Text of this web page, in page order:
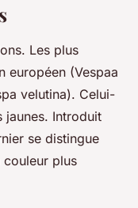
Les plus
européen (Vespaa
velutina). Celui-
jaunes. Introduit
se distingue
couleur plus